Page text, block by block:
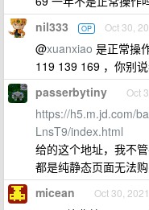
nil333 OP Oct 30,
@xuanxiao 是正常操
119 139 169 ，你别
passerbytiny Oct
https://h5.m.jd.com/
LnsT9/index.html
给的这个地址，我不
都是纯静态页面无法购
micean Oct 30, 2021